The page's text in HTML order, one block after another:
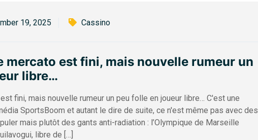
19, 2025 Cassino
mercato est fini, mais nouvelle rumeur un
libre…
fini, mais nouvelle rumeur un peu folle en joueur libre… C'est une
SportsBoom et autant le dire de suite, ce n'est même pas avec des
mais plutôt des gants anti-radiation : l’Olympique de Marseille
libre de […]